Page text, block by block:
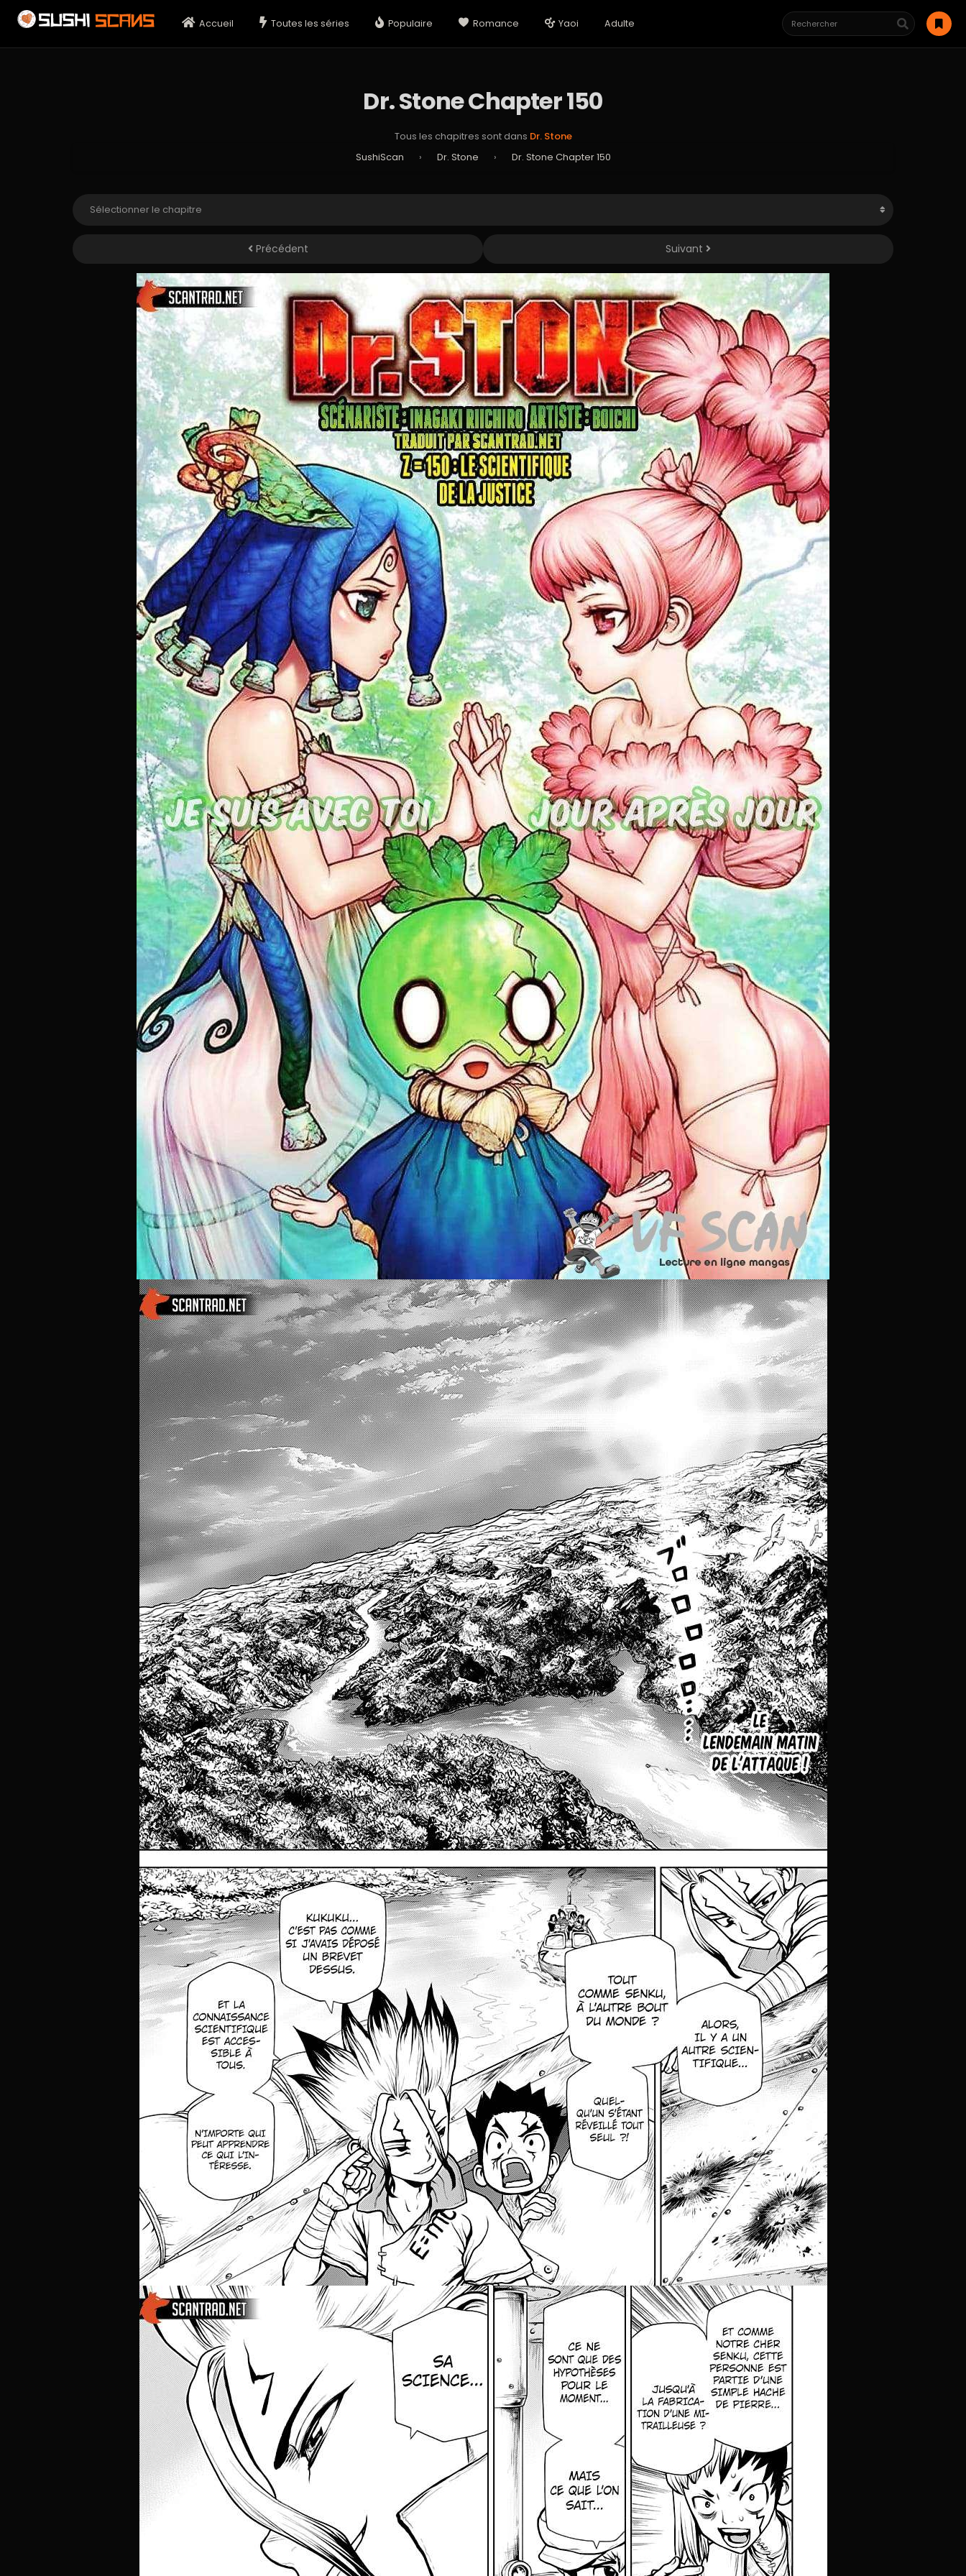
Accueil Toutes les séries Populaire Romance Yaoi Adulte
Dr. Stone Chapter 150
Tous les chapitres sont dans Dr. Stone
SushiScan
› Dr. Stone › Dr. Stone Chapter 150
Précédent Suivant